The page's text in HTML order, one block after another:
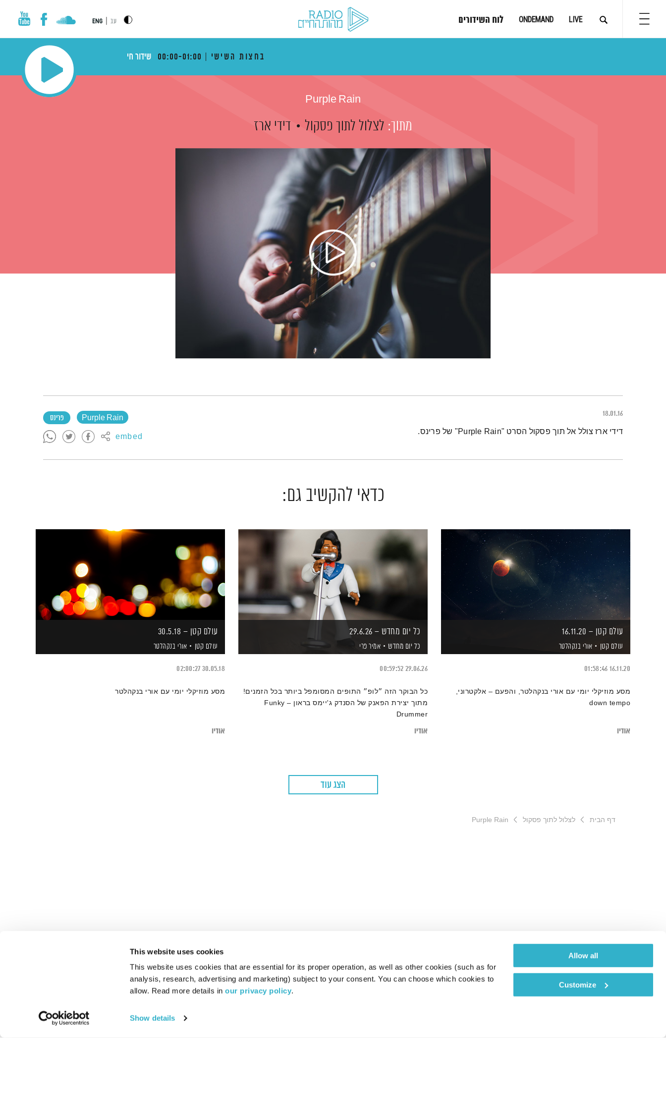
This website uses cookies
This website uses cookies that are essential for its proper operation, as well as other cookies (such as for
analysis, research, advertising and marketing) subject to your consent. You can choose which cookies to
allow. Read more details in our privacy policy.
Show details
Allow all
Customize
LIVE
ONDEMAND לוח השידורים עב ENG
בחצות השישי 00:00-01:00 שידור חי
Purple Rain
מתוך: לצלול לתוך פסקול דידי ארז
18.01.16
Purple Rain פרינס
embed תמצית הפודקאסט
דידי ארז צולל אל תוך פסקול הסרט "Purple Rain" של פרינס.
כדאי להקשיב גם:
עולם קטן – 16.11.20
עולם קטן אורי בנקהלטר
16.11.20
01:58:46
מסע מוזיקלי יומי עם אורי בנקהלטר, והפעם – אלקטרוני,
down tempo
אודיו
כל יום מחדש – 29.6.26
כל יום מחדש אמיר פרי
29.06.26
00:59:52
כל הבוקר הזה ״לופ״ התופים המסומפל ביותר בכל הזמנים!
מתוך יצירת הפאנק של הסנדק ג'יימס בראון – Funky
Drummer
אודיו
עולם קטן – 30.5.18
עולם קטן אורי בנקהלטר
30.05.18
02:00:27
מסע מוזיקלי יומי עם אורי בנקהלטר
אודיו
הצג עוד
דף הבית לצלול לתוך פסקול Purple Rain